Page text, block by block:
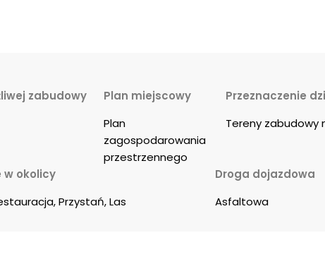
zabudowy
Plan miejscowy
Plan
zagospodarowania
przestrzennego
Przeznaczenie
Tereny zabudowy
w okolicy
Przystań, Las
Droga dojazdowa
Asfaltowa